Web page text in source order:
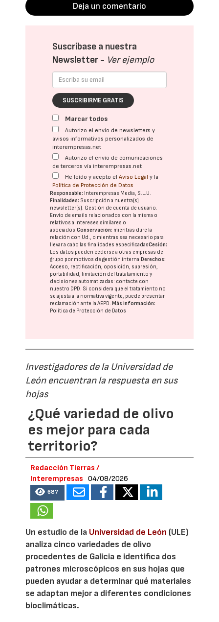
Deja un comentario
Suscríbase a nuestra
Newsletter - Ver ejemplo
SUSCRIBIRME GRATIS
Marcar todos
Autorizo el envío de newsletters y
avisos informativos personalizados de
interempresas.net
Autorizo el envío de comunicaciones
de terceros vía interempresas.net
He leído y acepto elAviso Legal y la
Política de Protección de Datos
Responsable: Interempresas Media, S.L.U.
Finalidades: Suscripción a nuestra(s)
newsletter(s). Gestión de cuenta de usuario.
Envío de emails relacionados con la misma o
relativos a intereses similares o
asociados.Conservación: mientras dure la
relación con Ud., o mientras sea necesario para
llevar a cabo las finalidades especificadasCesión:
Los datos pueden cederse a otras empresas del
grupo por motivos de gestión interna.Derechos:
Acceso, rectificación, oposición, supresión,
portabilidad, limitación del tratatamiento y
decisiones automatizadas: contacte con
nuestro DPD. Si considera que el tratamiento no
se ajusta a la normativa vigente, puede presentar
reclamación ante laAEPD.Más información:
Política de Protección de Datos
Investigadores de la Universidad de
León encuentran la respuesta en sus
hojas
¿Qué variedad de olivo
es mejor para cada
territorio?
Redacción Tierras /
Interempresas
04/08/2026
687
Un estudio de la Universidad de León (ULE)
analiza cinco variedades de olivo
procedentes de Galicia e identifica dos
patrones microscópicos en sus hojas que
pueden ayudar a determinar qué materiales
se adaptan mejor a diferentes condiciones
bioclimáticas.